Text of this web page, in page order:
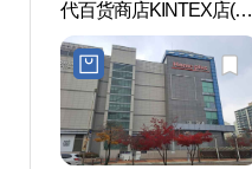
代百货商店KINTEX店(페
라가모 현대백화점 킨텍
스점)